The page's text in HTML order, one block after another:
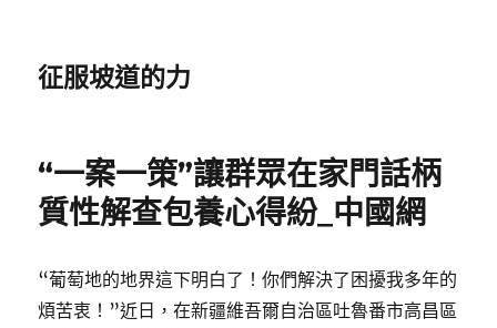
征服坡道的力
“一案一策”讓群眾在家門話柄
質性解查包養心得紛_中國網
“葡萄地的地界這下明白了！你們解決了困擾我多年的
煩苦衷！”近日，在新疆維吾爾自治區吐魯番市高昌區